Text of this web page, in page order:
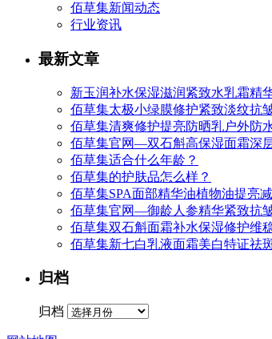
佰草集新闻动态
行业资讯
最新文章
新玉润补水保湿滋润紧致水乳霜精
佰草集太极小绿膜修护紧致淡纹抗
佰草集清爽修护提亮防晒乳户外防
佰草集官网—双石斛高保湿面霜深
佰草集适合什么年龄？
佰草集的护肤品怎么样？
佰草集SPA面部精华油植物油提亮
佰草集官网—御龄人参精华紧致抗
佰草集双石斛面霜补水保湿修护维
佰草集新七白乳液面霜美白特证祛
归档
归档